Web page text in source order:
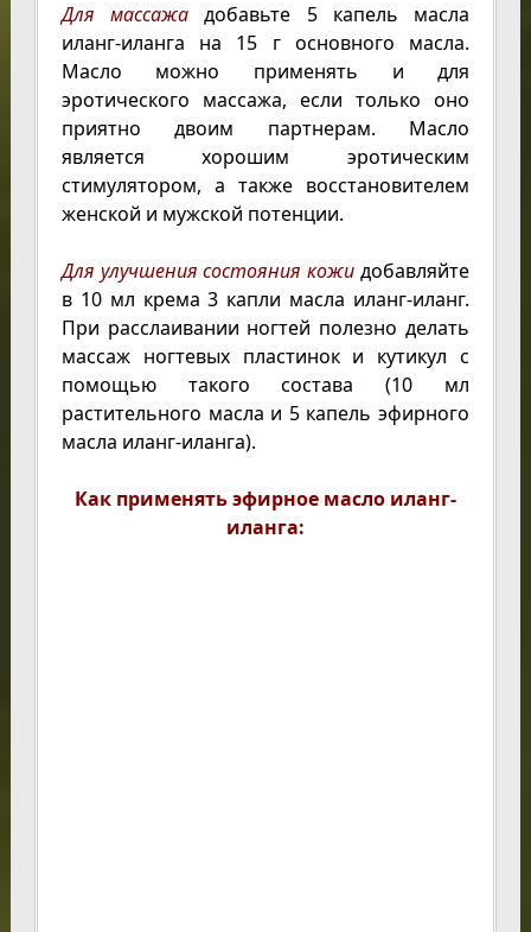
Для массажа добавьте 5 капель масла
иланг-иланга на 15 г основного масла.
Масло можно применять и для
эротического массажа, если только оно
приятно двоим партнерам. Масло
является хорошим эротическим
стимулятором, а также восстановителем
женской и мужской потенции.
Для улучшения состояния кожи добавляйте
в 10 мл крема 3 капли масла иланг-иланг.
При расслаивании ногтей полезно делать
массаж ногтевых пластинок и кутикул с
помощью такого состава (10 мл
растительного масла и 5 капель эфирного
масла иланг-иланга).
Как применять эфирное масло иланг-
иланга: